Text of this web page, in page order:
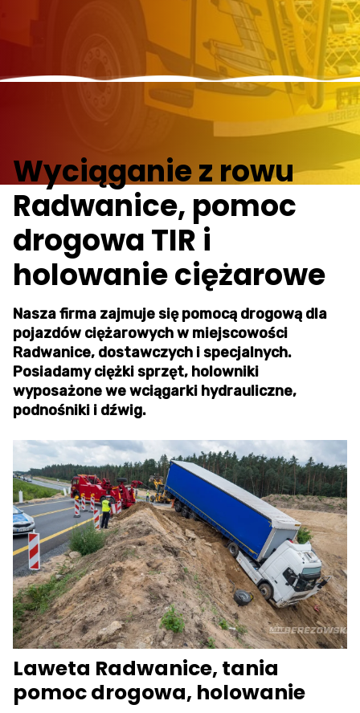
Wyciąganie z rowu
Radwanice, pomoc
drogowa TIR i
holowanie ciężarowe
Nasza firma zajmuje się pomocą drogową dla
pojazdów ciężarowych w miejscowości
Radwanice, dostawczych i specjalnych.
Posiadamy ciężki sprzęt, holowniki
wyposażone we wciągarki hydrauliczne,
podnośniki i dźwig.
Laweta Radwanice, tania
pomoc drogowa, holowanie